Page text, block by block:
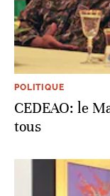
POLITIQUE
CEDEAO: le
tous